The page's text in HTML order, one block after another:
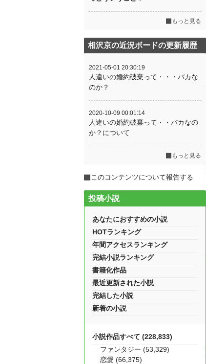
もっと見る
相沢京の近況ボードの更新履歴
2021-05-01 20:30:19
人違いの婚約破棄って・・・バカな
のか？
2020-10-09 00:01:14
人違いの婚約破棄って・・バカなの
か？について
もっと見る
このコンテンツについて報告する
投稿小説
あなたにおすすめの小説
HOTランキング
年間アクセスランキング
完結小説ランキング
書籍化作品
最近更新された小説
完結した小説
新着の小説
小説作品すべて (228,833)
ファンタジー (53,329)
恋愛 (66,375)